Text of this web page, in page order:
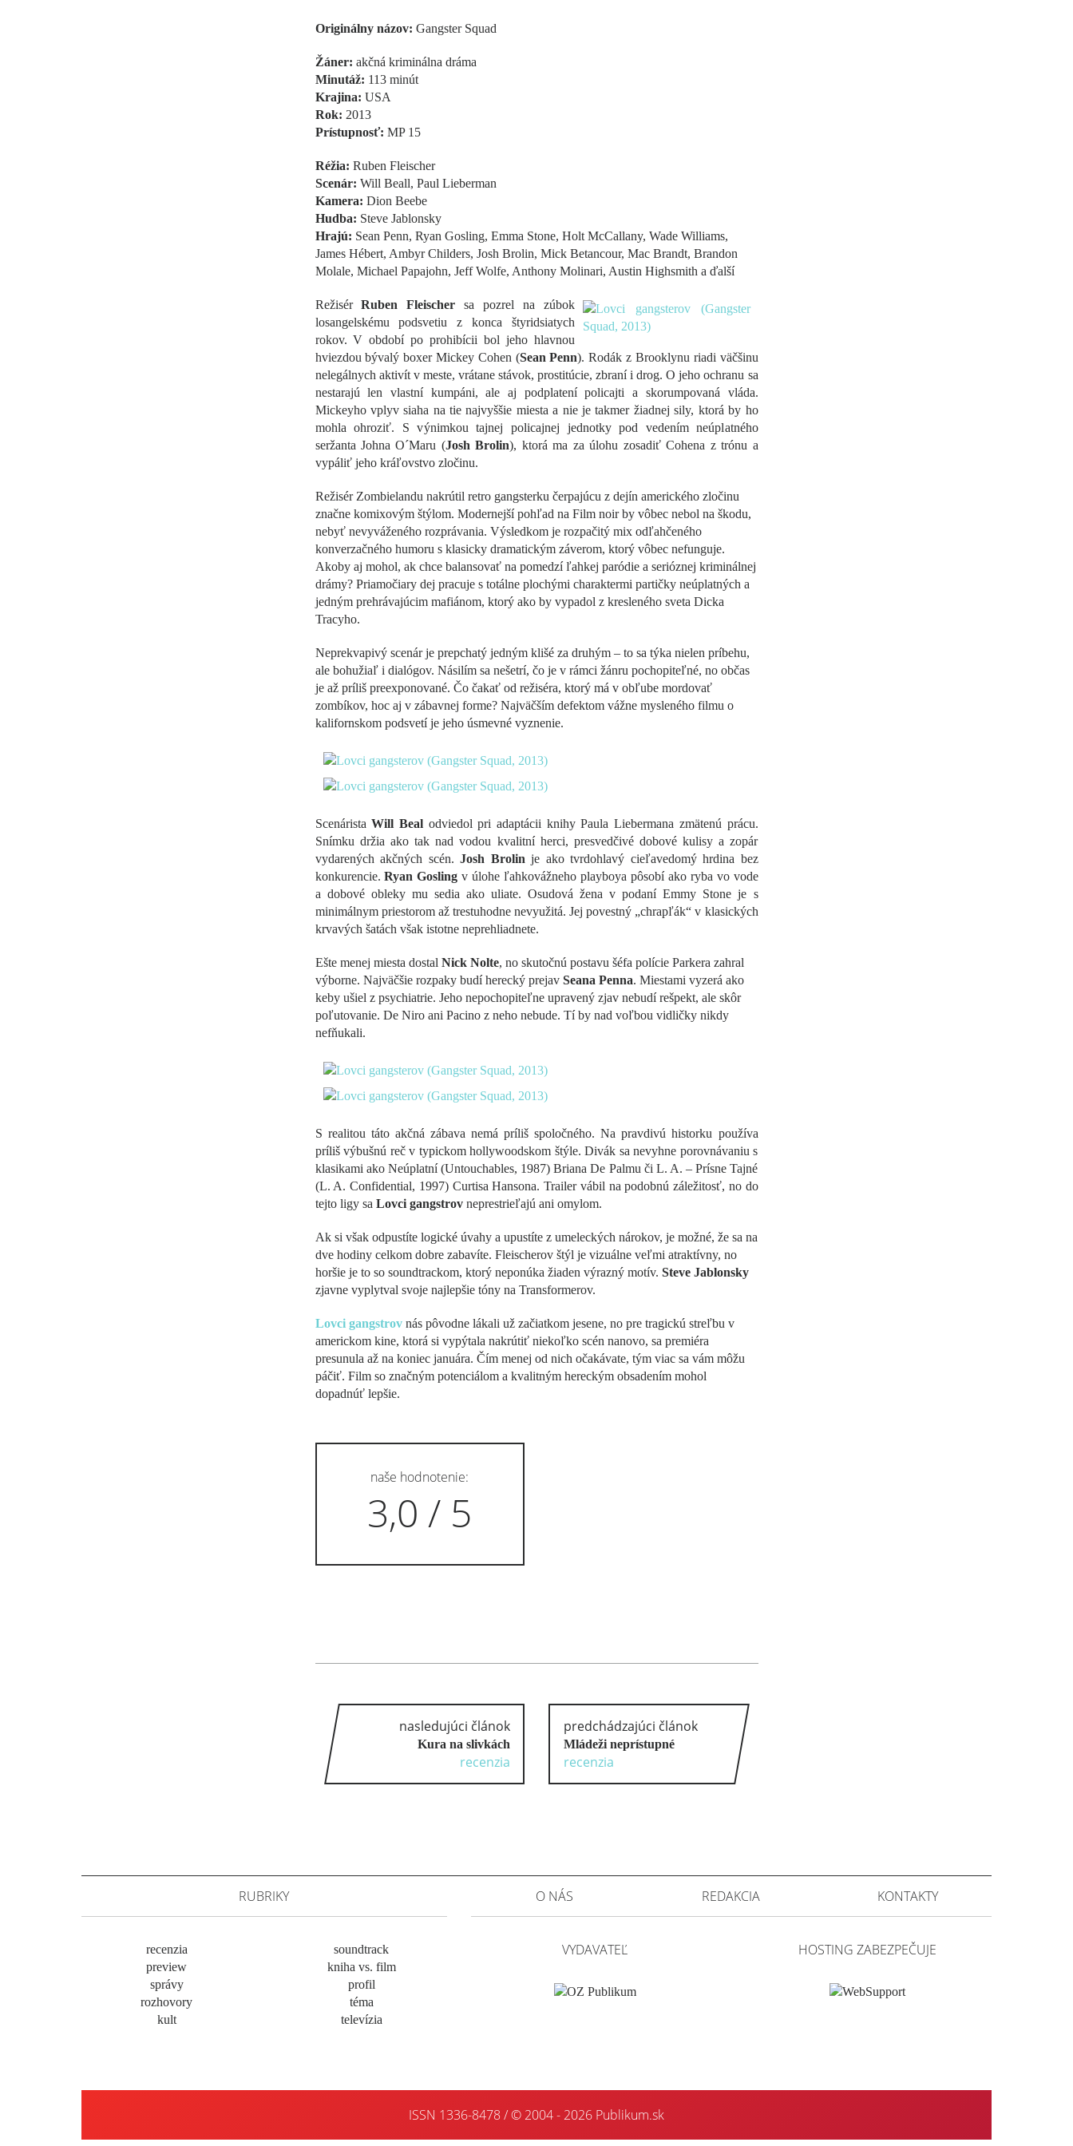
Originálny názov: Gangster Squad
Žáner: akčná kriminálna dráma
Minutáž: 113 minút
Krajina: USA
Rok: 2013
Prístupnosť: MP 15
Réžia: Ruben Fleischer
Scenár: Will Beall, Paul Lieberman
Kamera: Dion Beebe
Hudba: Steve Jablonsky
Hrajú: Sean Penn, Ryan Gosling, Emma Stone, Holt McCallany, Wade Williams,
James Hébert, Ambyr Childers, Josh Brolin, Mick Betancour, Mac Brandt, Brandon
Molale, Michael Papajohn, Jeff Wolfe, Anthony Molinari, Austin Highsmith a ďalší
RežisérRuben Fleischer sa pozrel na zúbok
losangelskému podsvetiu z konca štyridsiatych
rokov. V období po prohibícii bol jeho hlavnou
hviezdou bývalý boxer Mickey Cohen (Sean Penn). Rodák z Brooklynu riadi väčšinu
nelegálnych aktivít v meste, vrátane stávok, prostitúcie, zbraní i drog. O jeho ochranu sa
nestarajú len vlastní kumpáni, ale aj podplatení policajti a skorumpovaná vláda.
Mickeyho vplyv siaha na tie najvyššie miesta a nie je takmer žiadnej sily, ktorá by ho
mohla ohroziť. S výnimkou tajnej policajnej jednotky pod vedením neúplatného
seržanta Johna O´Maru (Josh Brolin), ktorá ma za úlohu zosadiť Cohena z trónu a
vypáliť jeho kráľovstvo zločinu.
Režisér Zombielandu nakrútil retro gangsterku čerpajúcu z dejín amerického zločinu
značne komixovým štýlom. Modernejší pohľad na Film noir by vôbec nebol na škodu,
nebyť nevyváženého rozprávania. Výsledkom je rozpačitý mix odľahčeného
konverzačného humoru s klasicky dramatickým záverom, ktorý vôbec nefunguje.
Akoby aj mohol, ak chce balansovať na pomedzí ľahkej paródie a serióznej kriminálnej
drámy? Priamočiary dej pracuje s totálne plochými charaktermi partičky neúplatných a
jedným prehrávajúcim mafiánom, ktorý ako by vypadol z kresleného sveta Dicka
Tracyho.
Neprekvapivý scenár je prepchatý jedným klišé za druhým – to sa týka nielen príbehu,
ale bohužiaľ i dialógov. Násilím sa nešetrí, čo je v rámci žánru pochopiteľné, no občas
je až príliš preexponované. Čo čakať od režiséra, ktorý má v obľube mordovať
zombíkov, hoc aj v zábavnej forme? Najväčším defektom vážne mysleného filmu o
kalifornskom podsvetí je jeho úsmevné vyznenie.
ScenáristaWill Bealodviedol pri adaptácii knihy Paula Liebermana zmätenú prácu.
Snímku držia ako tak nad vodou kvalitní herci, presvedčivé dobové kulisy a zopár
vydarených akčných scén. Josh Brolin je ako tvrdohlavý cieľavedomý hrdina bez
konkurencie.Ryan Gosling v úlohe ľahkovážneho playboya pôsobí ako ryba vo vode
a dobové obleky mu sedia ako uliate. Osudová žena v podaní Emmy Stone je s
minimálnym priestorom až trestuhodne nevyužitá. Jej povestný „chrapľák“ v klasických
krvavých šatách však istotne neprehliadnete.
Ešte menej miesta dostal Nick Nolte, no skutočnú postavu šéfa polície Parkera zahral
výborne. Najväčšie rozpaky budí herecký prejav Seana Penna. Miestami vyzerá ako
keby ušiel z psychiatrie. Jeho nepochopiteľne upravený zjav nebudí rešpekt, ale skôr
poľutovanie. De Niro ani Pacino z neho nebude. Tí by nad voľbou vidličky nikdy
nefňukali.
S realitou táto akčná zábava nemá príliš spoločného. Na pravdivú historku používa
príliš výbušnú reč v typickom hollywoodskom štýle. Divák sa nevyhne porovnávaniu s
klasikami ako Neúplatní (Untouchables, 1987) Briana De Palmu či L. A. – Prísne Tajné
(L. A. Confidential, 1997) Curtisa Hansona. Trailer vábil na podobnú záležitosť, no do
tejto ligy sa Lovci gangstrovneprestrieľajú ani omylom.
Ak si však odpustíte logické úvahy a upustíte z umeleckých nárokov, je možné, že sa na
dve hodiny celkom dobre zabavíte. Fleischerov štýl je vizuálne veľmi atraktívny, no
horšie je to so soundtrackom, ktorý neponúka žiaden výrazný motív. Steve Jablonsky
zjavne vyplytval svoje najlepšie tóny na Transformerov.
Lovci gangstrovnás pôvodne lákali už začiatkom jesene, no pre tragickú streľbu v
americkom kine, ktorá si vypýtala nakrútiť niekoľko scén nanovo, sa premiéra
presunula až na koniec januára. Čím menej od nich očakávate, tým viac sa vám môžu
páčiť. Film so značným potenciálom a kvalitným hereckým obsadením mohol
dopadnúť lepšie.
naše hodnotenie:
3,0 / 5
nasledujúci článok
Kura na slivkách
recenzia
predchádzajúci článok
Mládeži neprístupné
recenzia
O NÁS REDAKCIA KONTAKTY
VYDAVATEĽ HOSTING ZABEZPEČUJE
RUBRIKY
recenzia
preview
správy
rozhovory
kult
soundtrack
kniha vs. film
profil
téma
televízia
ISSN 1336-8478 / © 2004 - 2026 Publikum.sk